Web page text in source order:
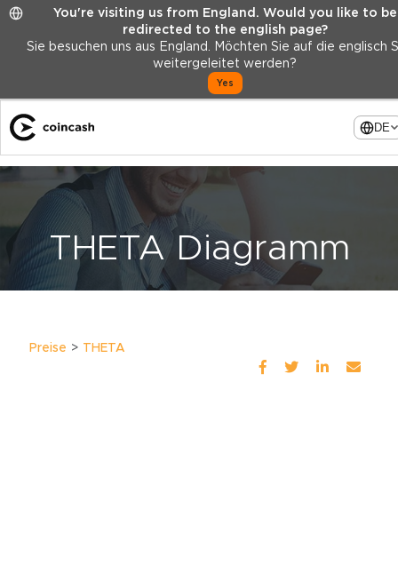
You're visiting us from England. Would you like to be
redirected to the english page?
Sie besuchen uns aus England. Möchten Sie auf die englisch
weitergeleitet werden?
Yes
DE
THETA Diagramm
Preise THETA